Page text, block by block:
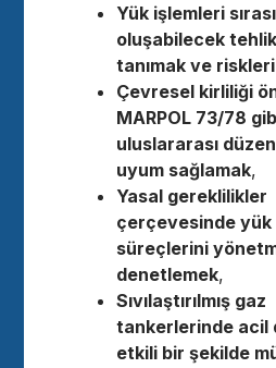
Yük işlemleri
oluşabilecek
tanımak ve
Çevresel kirliliği
MARPOL 73/78
uluslararası
uyum sağlamak,
Yasal gereklilikler
çerçevesinde yük
süreçlerini
denetlemek,
Sıvılaştırılmış gaz
tankerlerinde acil
etkili bir şekilde